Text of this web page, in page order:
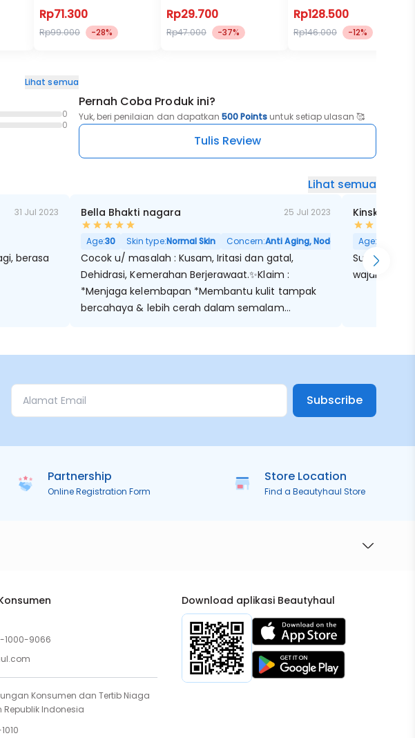
Rp71.300
Rp99.000 -28%
Rp29.700
Rp47.000 -37%
Rp128.500
Rp146.000 -12%
Lihat semua
0
0
Pernah Coba Produk ini?
Yuk, beri penilaian dan dapatkan 500 Points untuk setiap ulasan 🥰
Tulis Review
Lihat semua
31 Jul 2023
berasa
Bella Bhakti nagara 25 Jul 2023
Age:30 Skin type:Normal Skin Concern:Anti Aging, Noda Hitam, Pori Besar
Cocok u/ masalah : Kusam, Iritasi dan gatal,
Dehidrasi, Kemerahan Berjerawaat.✨Klaim :
*Menjaga kelembapan *Membantu kulit tampak
bercahaya & lebih cerah dalam semalam
jangka Panjang *Merawat kulit wajah agar tampak
berjerawat *Meredakan kemerahan & peradangan
pada jerawat.
Kinski RF
Age:
Super suka
wajah dan
Subscribe
Partnership
Online Registration Form
Store Location
Find a Beautyhaul Store
1000-9066
Konsumen dan Tertib Niaga
Indonesia
Download aplikasi Beautyhaul